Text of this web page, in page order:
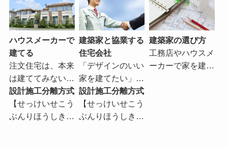
ハウスメーカーで
建てる
注文住宅は、本来
は建ててみない…
建築家と協業する
住宅会社
「デザインのいい
家を建てたい」…
建築家の選び方
工務店やハウスメ
ーカーで家を建…
設計施工分離方式
【せっけいせこう
ぶんりほうしき…
設計施工分離方式
【せっけいせこう
ぶんりほうしき…